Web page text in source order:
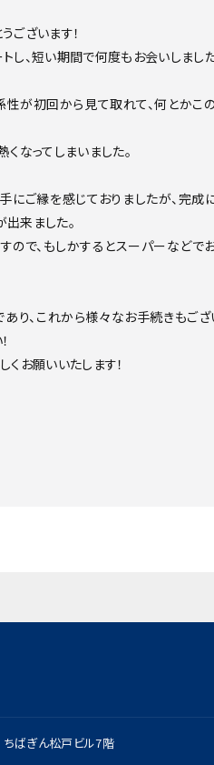
ございます！
し、短い期間で何度もお会いしました
が初回から見て取れて、何とかこ
なってしまいました。
ご縁を感じておりましたが、完成
来ました。
ので、もしかするとスーパーなどで
り、これから様々なお手続きもござ
くお願いいたします！
ばぎん松戸ビル7階